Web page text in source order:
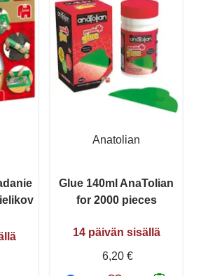
Anatolian
Glue 140ml AnaTolian
for 2000 pieces
14 päivän sisällä
6,20 €